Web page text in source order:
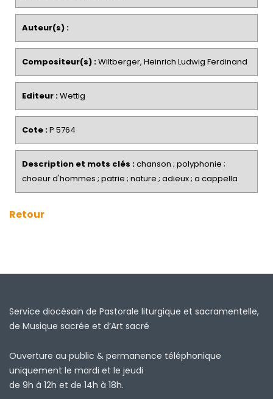
Auteur(s) :
Compositeur(s) :Wiltberger, Heinrich Ludwig Ferdinand
Editeur :Wettig
Cote :P 5764
Description et mots clés :chanson ; polyphonie ;
choeur d'hommes ; patrie ; nature ; adieux ; a cappella
Retour
Service diocésain de Pastorale liturgique et sacramentelle,
de Musique sacrée et d’Art sacré
Ouverture au public & permanence téléphonique
uniquement le mardi et le jeudi
de 9h à 12h et de 14h à 18h.